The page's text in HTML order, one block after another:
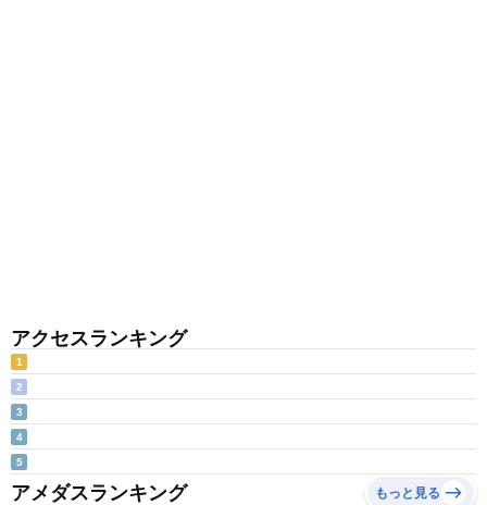
アクセスランキング
1
2
3
4
5
アメダスランキング もっと見る